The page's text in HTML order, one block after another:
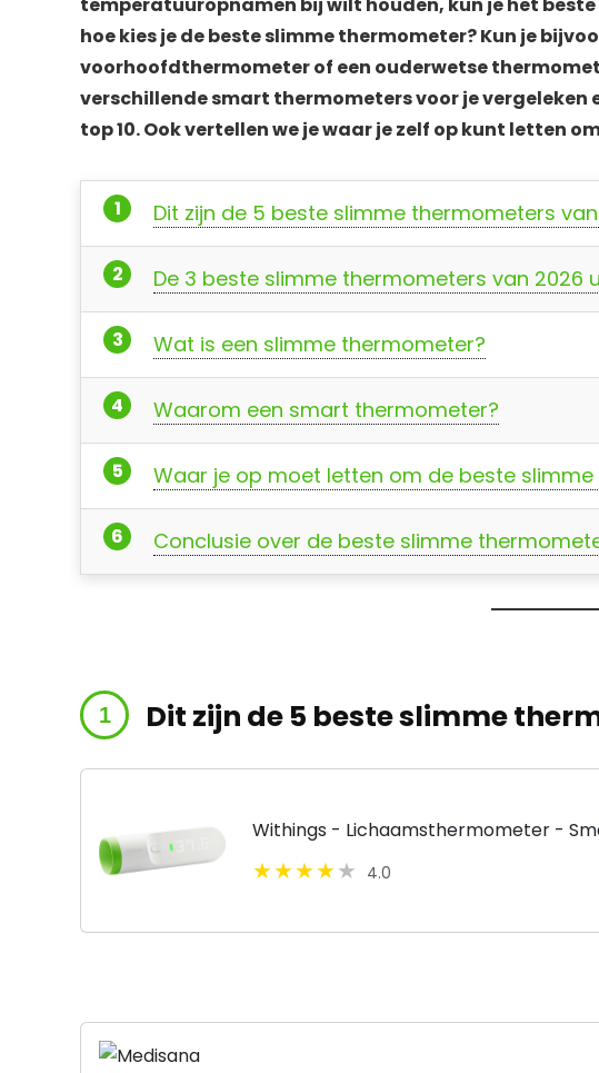
temperatuuropnamen bij wilt houden, kun je het
hoe kies je de beste slimme thermometer? Kun je
voorhoofdthermometer of een ouderwetse
verschillende smart thermometers voor je vergeleken
top 10. Ook vertellen we je waar je zelf op kunt letten
Dit zijn de 5 beste slimme thermometers
De 3 beste slimme thermometers van 2026
Wat is een slimme thermometer?
Waarom een smart thermometer?
Waar je op moet letten om de beste
Conclusie over de beste slimme
Dit zijn de 5 beste slimme
Withings - Lichaamsthermometer -
4.0